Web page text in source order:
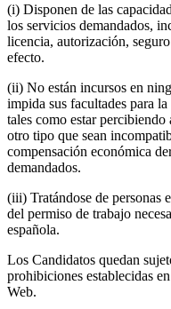
(i) Disponen de las
los servicios demandados,
licencia, autorización,
efecto.
(ii) No están incursos en
impida sus facultades para
tales como estar
otro tipo que sean
compensación económica
demandados.
(iii) Tratándose de personas
del permiso de trabajo
española.
Los Candidatos quedan
prohibiciones establecidas
Web.